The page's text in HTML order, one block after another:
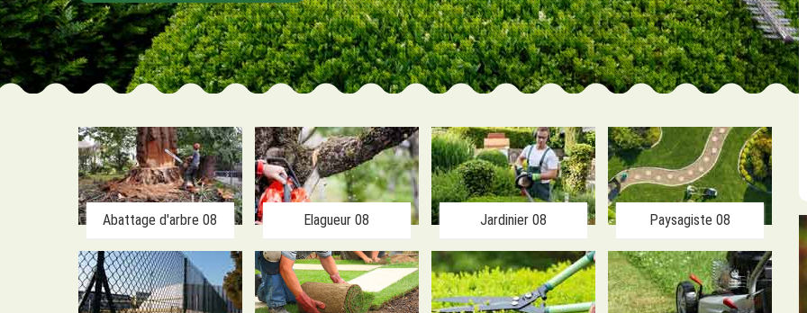
Abattage d'arbre 08 Elagueur 08 Jardinier 08 Paysagiste 08